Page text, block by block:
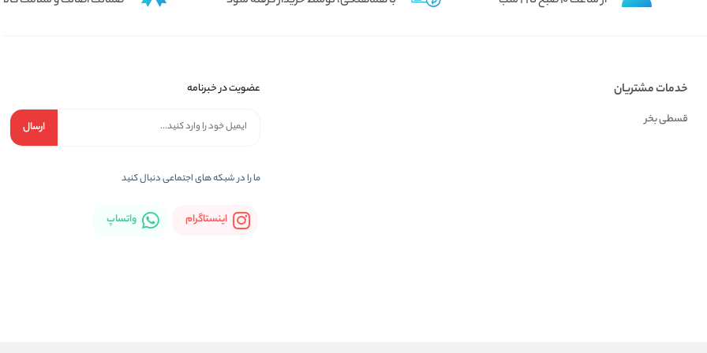
خدمات مشتریان
قسطی بخر
عضویت در خبرنامه
ارسال
ما را در شبكه های اجتماعی دنبال کنید
اینستاگرام واتساپ